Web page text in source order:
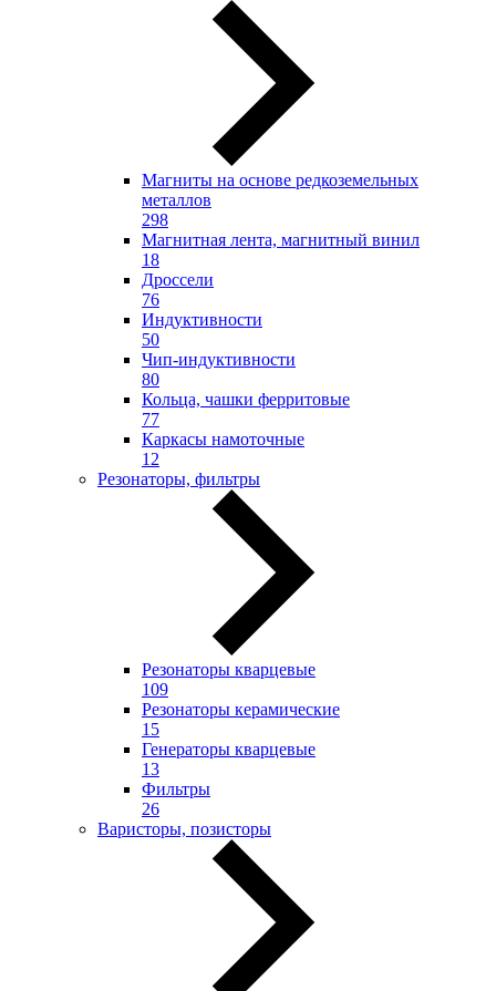
Магниты на основе редкоземельных
металлов
298
Магнитная лента, магнитный винил
18
Дроссели
76
Индуктивности
50
Чип-индуктивности
80
Кольца, чашки ферритовые
77
Каркасы намоточные
12
Резонаторы, фильтры
Резонаторы кварцевые
109
Резонаторы керамические
15
Генераторы кварцевые
13
Фильтры
26
Варисторы, позисторы